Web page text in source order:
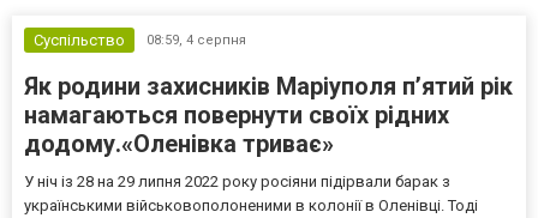
Суспільство 08:59, 4 серпня
Як родини захисників Маріуполя пʼятий рік
намагаються повернути своїх рідних
додому.«Оленівка триває»
У ніч із 28 на 29 липня 2022 року росіяни підірвали барак з
українськими військовополоненими в колонії в Оленівці. Тоді